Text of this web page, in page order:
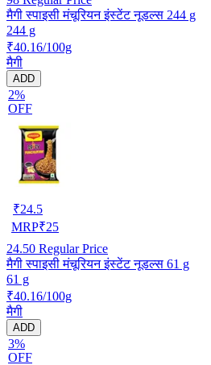
मैगी स्पाइसी मंचूरियन इंस्टेंट नूडल्स 244 g
244 g
₹40.16/100g
मैगी
ADD
2%
OFF
₹24.5
MRP₹25
24.50 Regular Price
मैगी स्पाइसी मंचूरियन इंस्टेंट नूडल्स 61 g
61 g
₹40.16/100g
मैगी
ADD
3%
OFF